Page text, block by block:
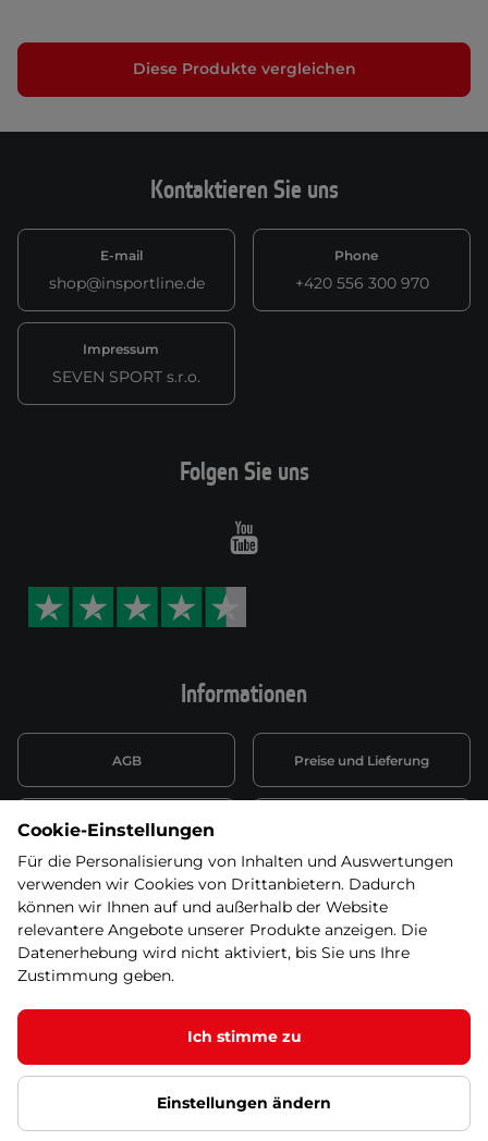
Diese Produkte vergleichen
Kontaktieren Sie uns
E-mail
shop@insportline.de
Phone
+420 556 300 970
Impressum
SEVEN SPORT s.r.o.
Informationen
AGB Preise und Lieferung
Datenschutzerklärung
Wiederufsbelehrung mit Link
zum Formular
Batterieentsorgung
Informationen zu Elektro-
und Elektonikgeräten
Widerruf erklären
Folgen Sie uns
Youtube
© 2026 SEVEN SPORT s.r.o Alle Rechte vorbehalten1
Datenschutzgrundsätze Google Datenschutz Google
Partnerseiten Cookie-Einstellungen
Cookie-Einstellungen
Für die Personalisierung von Inhalten und Auswertungen
verwenden wir Cookies von Drittanbietern. Dadurch
können wir Ihnen auf und außerhalb der Website
relevantere Angebote unserer Produkte anzeigen. Die
Datenerhebung wird nicht aktiviert, bis Sie uns Ihre
Zustimmung geben.
Ich stimme zu
Einstellungen ändern